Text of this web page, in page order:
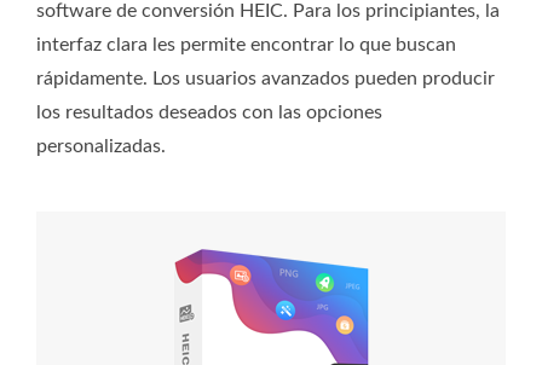
software de conversión HEIC. Para los principiantes, la
interfaz clara les permite encontrar lo que buscan
rápidamente. Los usuarios avanzados pueden producir
los resultados deseados con las opciones
personalizadas.